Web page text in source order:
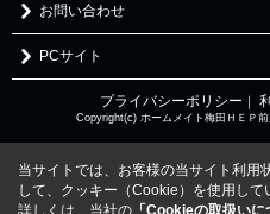
お問い合わせ
PCサイト
プライバシーポリシー ｜
Copyright(c) ホームメイト梅田ＨＥＰ
当サイトでは、お客様の当サイト利用
して、クッキー（Cookie）を使用して
詳しくは、当社の 「Cookieの取扱いに